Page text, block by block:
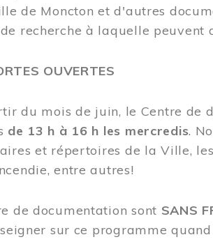
de Moncton et d'autres
recherche à laquelle peuvent
OUVERTES
du mois de juin, le Centre de
de 13 h à 16 h les mercredis.
et répertoires de la Ville,
entre autres!
de documentation sont SANS
sur ce programme